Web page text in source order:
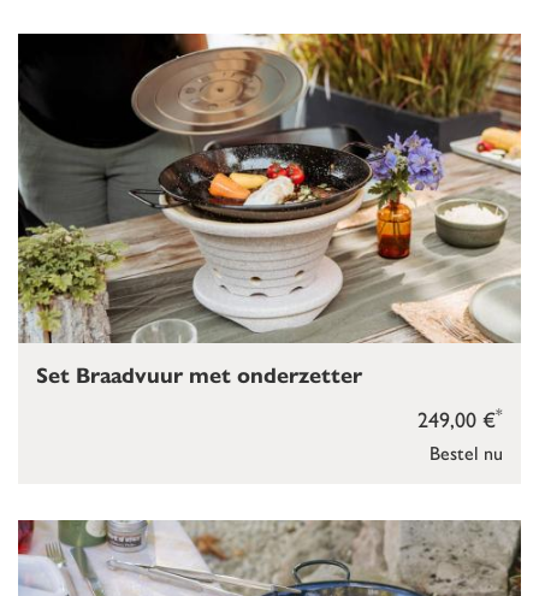
Bestel nu
249,00 €*
Set Braadvuur met onderzetter